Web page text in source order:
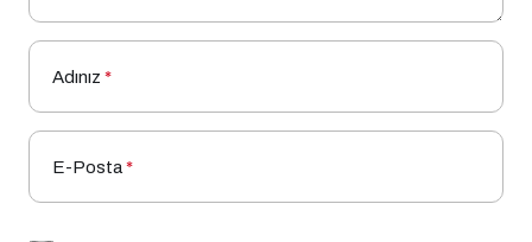
Adınız *
E-Posta*